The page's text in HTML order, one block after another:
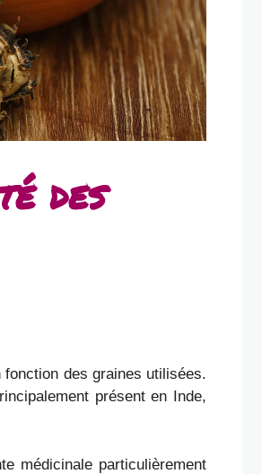
des
des graines utilisées.
présent en Inde,
médicinale particulièrement